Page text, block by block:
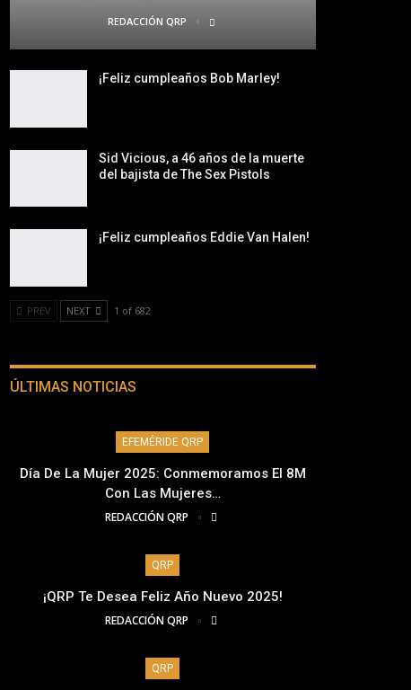
REDACCIÓN QRP
¡Feliz cumpleaños Bob Marley!
Sid Vicious, a 46 años de la muerte
del bajista de The Sex Pistols
¡Feliz cumpleaños Eddie Van Halen!
PREV NEXT 1 of 682
ÚLTIMAS NOTICIAS
EFEMÉRIDE QRP
Día De La Mujer 2025: Conmemoramos El 8M
Con Las Mujeres…
REDACCIÓN QRP
QRP
¡QRP Te Desea Feliz Año Nuevo 2025!
REDACCIÓN QRP
QRP